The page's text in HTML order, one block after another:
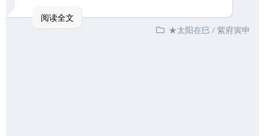
阅读全文
★太阳在巳/紫府寅申